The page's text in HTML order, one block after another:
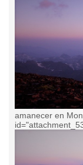
amanecer en